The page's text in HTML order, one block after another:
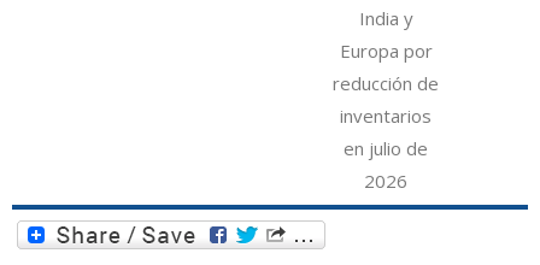
India y
Europa por
reducción de
inventarios
en julio de
2026